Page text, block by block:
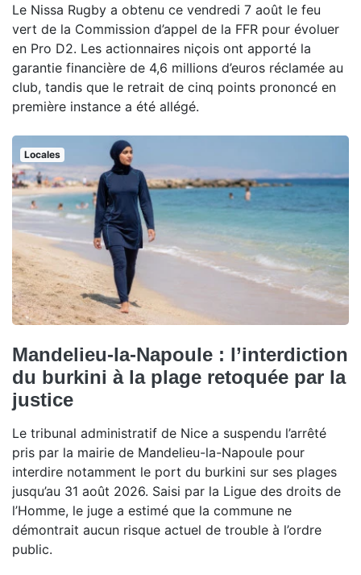
Le Nissa Rugby a obtenu ce vendredi 7 août le feu
vert de la Commission d’appel de la FFR pour évoluer
en Pro D2. Les actionnaires niçois ont apporté la
garantie financière de 4,6 millions d’euros réclamée au
club, tandis que le retrait de cinq points prononcé en
première instance a été allégé.
Locales
Mandelieu-la-Napoule : l’interdiction
du burkini à la plage retoquée par la
justice
Le tribunal administratif de Nice a suspendu l’arrêté
pris par la mairie de Mandelieu-la-Napoule pour
interdire notamment le port du burkini sur ses plages
jusqu’au 31 août 2026. Saisi par la Ligue des droits de
l’Homme, le juge a estimé que la commune ne
démontrait aucun risque actuel de trouble à l’ordre
public.